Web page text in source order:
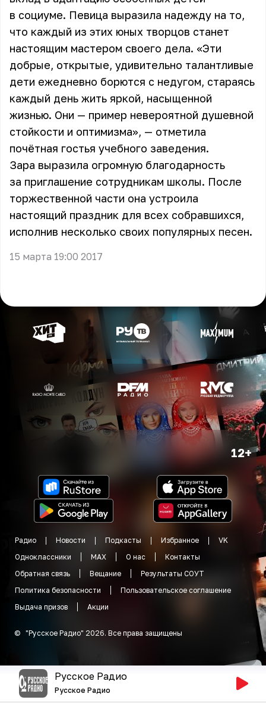
в социуме. Певица выразила надежду на то,
что каждый из этих юных творцов станет
настоящим мастером своего дела. «Эти
добрые, открытые, удивительно талантливые
дети ежедневно борются с недугом, стараясь
каждый день жить яркой, насыщенной
жизнью. Они — пример невероятной душевной
стойкости и оптимизма», — отметила
почётная гостья учебного заведения.
Зара выразила огромную благодарность
за приглашение сотрудникам школы. После
торжественной части она устроила
настоящий праздник для всех собравшихся,
исполнив несколько своих популярных песен.
15 марта 19:00 2017
12+
Радио Новости Подкасты Избранное
VK
Одноклассники
MAX О нас
Контакты
Обратная связь
Вещание
Результаты СОУТ
Политика безопасности
Пользовательское соглашение
Выдача призов
Акции
© "Русское Радио" 2026. Все права защищены
Русское Радио
Русское Радио